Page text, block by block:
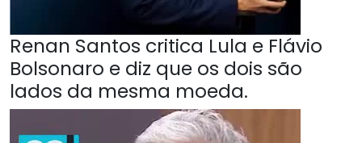
Renan Santos critica Lula e Flávio
Bolsonaro e diz que os dois são
lados da mesma moeda.